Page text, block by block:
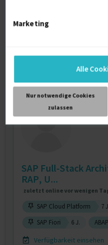
Marketing
Alle
Nur notwendige Cookies
zulassen
SAP MM-PUR
SAP Full-Stack
RAP, U...
zuletzt online vor wenigen
SAP Cloud Platform 7
SAP Fiori
6 J. ABAP
Verfügbarkeit einsehen